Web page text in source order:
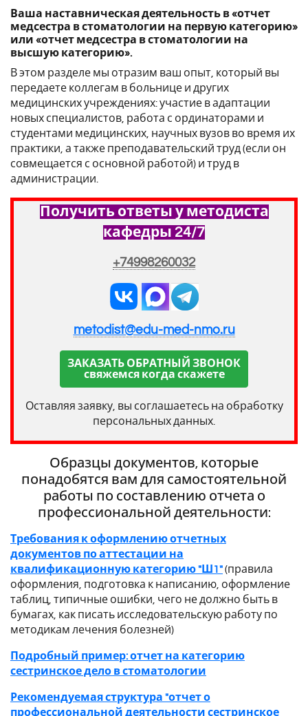
Ваша наставническая деятельность в «отчет
медсестра в стоматологии на первую категорию»
или «отчет медсестра в стоматологии на
высшую категорию».
В этом разделе мы отразим ваш опыт, который вы
передаете коллегам в больнице и других
медицинских учреждениях: участие в адаптации
новых специалистов, работа с ординаторами и
студентами медицинских, научных вузов во время их
практики, а также преподавательский труд (если он
совмещается с основной работой) и труд в
администрации.
Получить ответы у методиста
кафедры 24/7
+74998260032
metodist@edu-med-nmo.ru
ЗАКАЗАТЬ ОБРАТНЫЙ ЗВОНОК
свяжемся когда скажете
Оставляя заявку, вы соглашаетесь на обработку
персональных данных.
Образцы документов, которые
понадобятся вам для самостоятельной
работы по составлению отчета о
профессиональной деятельности:
Требования к оформлению отчетных
документов по аттестации на
квалификационную категорию "Ш1"(правила
оформления, подготовка к написанию, оформление
таблиц, типичные ошибки, чего не должно быть в
бумагах, как писать исследовательскую работу по
методикам лечения болезней)
Подробный пример: отчет на категорию
сестринское дело в стоматологии
Рекомендуемая структура "отчет о
профессиональной деятельности сестринское